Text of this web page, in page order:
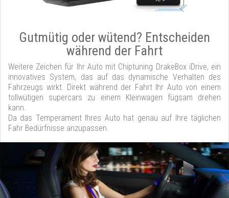
Gutmütig oder wütend? Entscheiden
während der Fahrt
Weitere Zeichen für Ihr Auto mit Chiptuning DrakeBox iDrive, ein
innovatives System, das auf das dynamische Verhalten des
Fahrzeugs wirkt. Direkt während der Fahrt Ihr Auto von einem
tollwütigen supercars zu einem Kleinwagen fügsam drehen
kann.
Da das Temperament Ihres Auto hat genau auf Ihre täglichen
Fahr Bedürfnisse anzupassen.